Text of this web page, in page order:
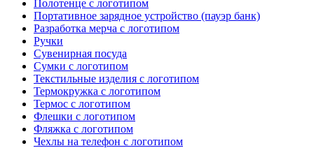
Полотенце с логотипом
Портативное зарядное устройство (пауэр банк)
Разработка мерча с логотипом
Ручки
Сувенирная посуда
Сумки с логотипом
Текстильные изделия с логотипом
Термокружка с логотипом
Термос с логотипом
Флешки с логотипом
Фляжка с логотипом
Чехлы на телефон с логотипом